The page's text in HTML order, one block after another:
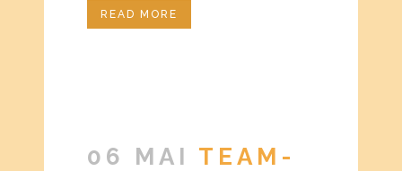
READ MORE
06 MAI TEAM-